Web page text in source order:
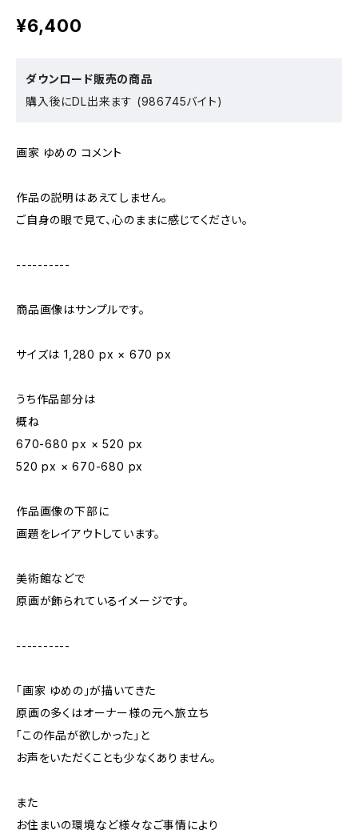
¥6,400
ダウンロード販売の商品
購入後にDL出来ます (986745バイト)
画家 ゆめの コメント
作品の説明はあえてしません。
ご自身の眼で見て、心のままに感じてください。
----------
商品画像はサンプルです。
サイズは 1,280 px × 670 px
うち作品部分は
概ね
670-680 px × 520 px
520 px × 670-680 px
作品画像の下部に
画題をレイアウトしています。
美術館などで
原画が飾られているイメージです。
----------
「画家 ゆめの」が描いてきた
原画の多くはオーナー様の元へ旅立ち
「この作品が欲しかった」と
お声をいただくことも少なくありません。
また
お住まいの環境など様々なご事情により